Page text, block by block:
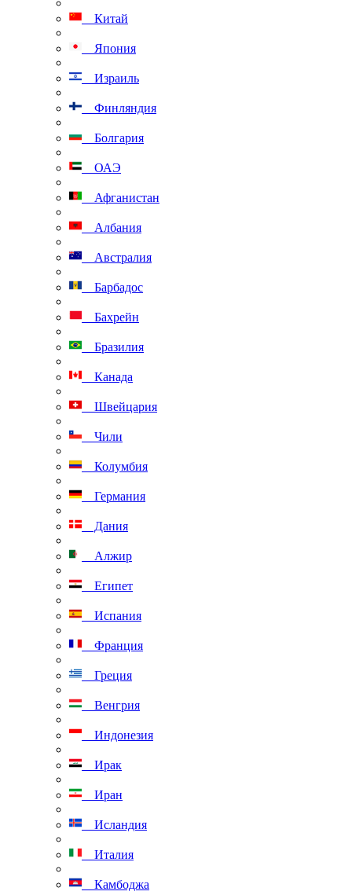
Китай
Япония
Израиль
Финляндия
Болгария
ОАЭ
Афганистан
Албания
Австралия
Барбадос
Бахрейн
Бразилия
Канада
Швейцария
Чили
Колумбия
Германия
Дания
Алжир
Египет
Испания
Франция
Греция
Венгрия
Индонезия
Ирак
Иран
Исландия
Италия
Камбоджа